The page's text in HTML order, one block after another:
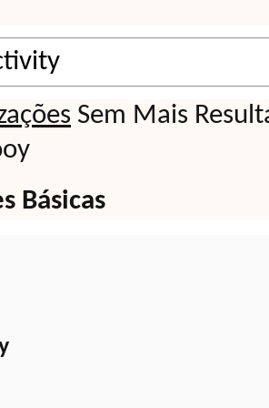
Sem Mais
Básicas